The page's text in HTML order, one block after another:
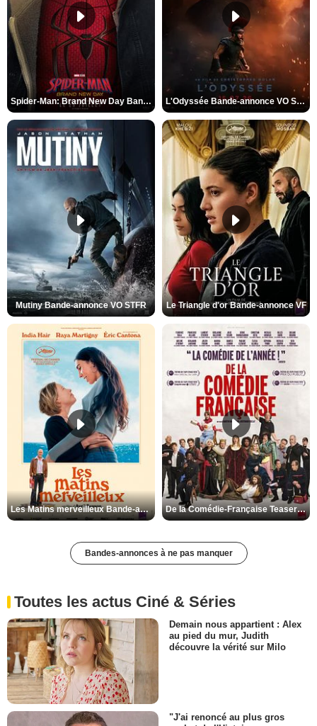
Spider-Man: Brand New Day Bande-annonce VO STFR L'Odyssée Bande-annonce VO STFR
Mutiny Bande-annonce VO STFR Le Triangle d'or Bande-annonce VF
Les Matins merveilleux Bande-annonce VF De la Comédie-Française Teaser VF
Bandes-annonces à ne pas manquer
Toutes les actus Ciné & Séries
Demain nous appartient : Alex
au pied du mur, Judith
découvre la vérité sur Milo
"J'ai renoncé au plus gros